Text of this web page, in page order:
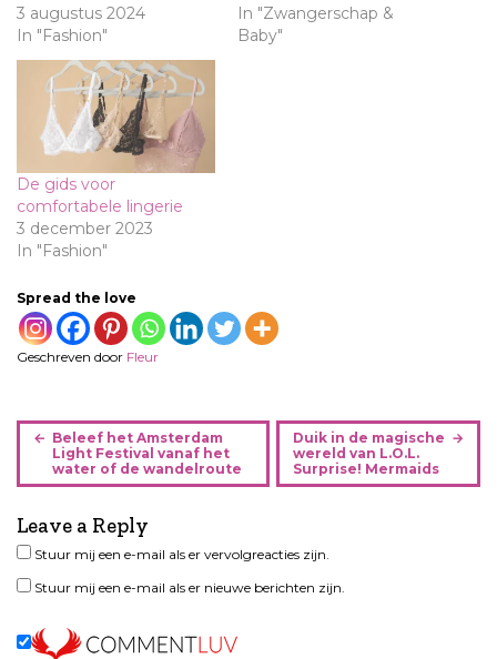
3 augustus 2024
In "Fashion"
In "Zwangerschap &
Baby"
De gids voor
comfortabele lingerie
3 december 2023
In "Fashion"
Spread the love
Geschreven door Fleur
B
r
c
h
t
v
Beleef het Amsterdam
Light Festival vanaf het
water of de wandelroute
Duik in de magische
wereld van L.O.L.
Surprise! Mermaids
Leave a Reply
Stuur mij een e-mail als er vervolgreacties zijn.
Stuur mij een e-mail als er nieuwe berichten zijn.